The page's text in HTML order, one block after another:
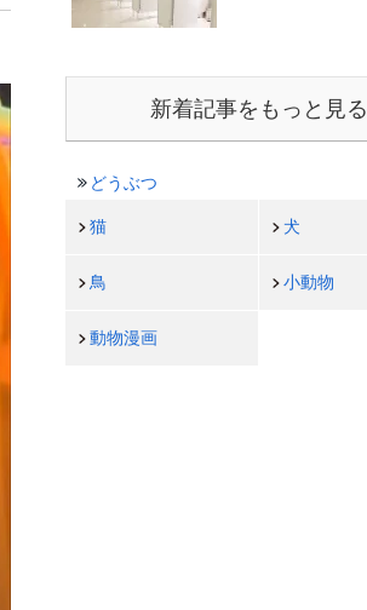
新着記事をもっと見る
どうぶつ
猫 犬
鳥 小動物
動物漫画